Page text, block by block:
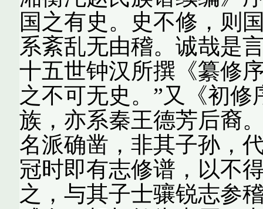
国之有史。史不修，则
系紊乱无由稽。诚哉是
十五世钟汉所撰《纂修
之不可无史。”又《初
族，亦系秦王德芳后裔
名派确凿，非其子孙，
冠时即有志修谱，以不
之，与其子士骧锐志参